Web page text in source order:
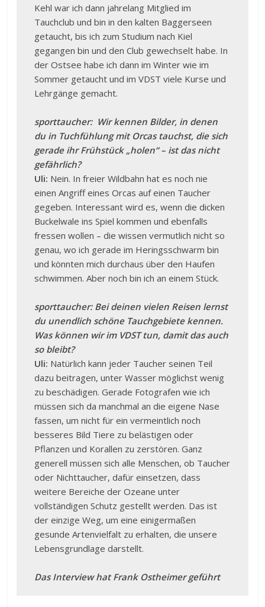
Kehl war ich dann jahrelang Mitglied im
Tauchclub und bin in den kalten Baggerseen
getaucht, bis ich zum Studium nach Kiel
gegangen bin und den Club gewechselt habe. In
der Ostsee habe ich dann im Winter wie im
Sommer getaucht und im VDST viele Kurse und
Lehrgänge gemacht.
sporttaucher: Wir kennen Bilder, in denen
du in Tuchfühlung mit Orcas tauchst, die sich
gerade ihr Frühstück „holen“ – ist das nicht
gefährlich?
Uli: Nein. In freier Wildbahn hat es noch nie
einen Angriff eines Orcas auf einen Taucher
gegeben. Interessant wird es, wenn die dicken
Buckelwale ins Spiel kommen und ebenfalls
fressen wollen – die wissen vermutlich nicht so
genau, wo ich gerade im Heringsschwarm bin
und könnten mich durchaus über den Haufen
schwimmen. Aber noch bin ich an einem Stück.
sporttaucher: Bei deinen vielen Reisen lernst
du unendlich schöne Tauchgebiete kennen.
Was können wir im VDST tun, damit das auch
so bleibt?
Uli: Natürlich kann jeder Taucher seinen Teil
dazu beitragen, unter Wasser möglichst wenig
zu beschädigen. Gerade Fotografen wie ich
müssen sich da manchmal an die eigene Nase
fassen, um nicht für ein vermeintlich noch
besseres Bild Tiere zu belästigen oder
Pflanzen und Korallen zu zerstören. Ganz
generell müssen sich alle Menschen, ob Taucher
oder Nichttaucher, dafür einsetzen, dass
weitere Bereiche der Ozeane unter
vollständigen Schutz gestellt werden. Das ist
der einzige Weg, um eine einigermaßen
gesunde Artenvielfalt zu erhalten, die unsere
Lebensgrundlage darstellt.
Das Interview hat Frank Ostheimer geführt